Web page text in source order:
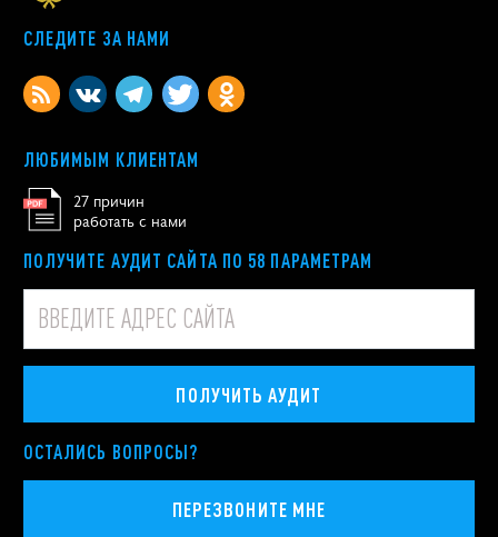
СЛЕДИТЕ ЗА НАМИ
ЛЮБИМЫМ КЛИЕНТАМ
27 причин
работать с нами
ПОЛУЧИТЕ АУДИТ САЙТА ПО 58 ПАРАМЕТРАМ
ПОЛУЧИТЬ АУДИТ
ОСТАЛИСЬ ВОПРОСЫ?
ПЕРЕЗВОНИТЕ МНЕ